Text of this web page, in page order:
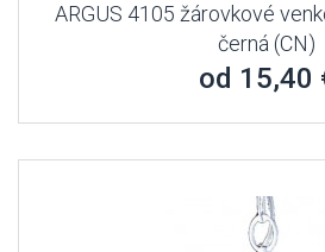
ARGUS 4105 žárovkové
černá (CN)
od 15,40